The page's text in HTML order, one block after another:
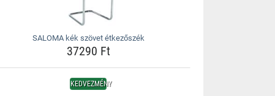
SALOMA kék szövet étkezőszék
37290 Ft
KEDVEZMÉNY